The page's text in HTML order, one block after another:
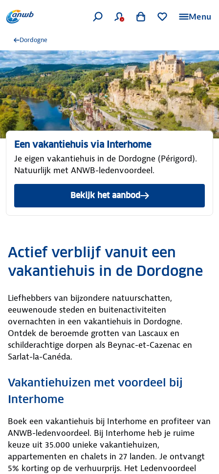
Menu
Dordogne
Een vakantiehuis via Interhome
Je eigen vakantiehuis in de Dordogne (Périgord).
Natuurlijk met ANWB-ledenvoordeel.
Bekijk het aanbod
Actief verblijf vanuit een
vakantiehuis in de Dordogne
Liefhebbers van bijzondere natuurschatten,
eeuwenoude steden en buitenactiviteiten
overnachten in een vakantiehuis in Dordogne.
Ontdek de beroemde grotten van Lascaux en
schilderachtige dorpen als Beynac-et-Cazenac en
Sarlat-la-Canéda.
Vakantiehuizen met voordeel bij
Interhome
Boek een vakantiehuis bij Interhome en profiteer van
ANWB-ledenvoordeel. Bij Interhome heb je ruime
keuze uit 35.000 unieke vakantiehuizen,
appartementen en chalets in 27 landen. Je ontvangt
5% korting op de verhuurprijs. Het Ledenvoordeel